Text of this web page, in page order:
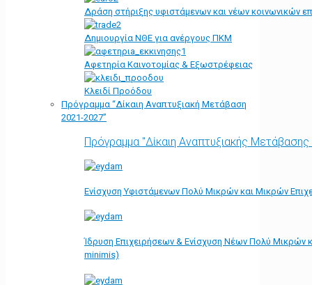
Δράση στήριξης υφιστάμενων και νέων κοινωνικών
Δημιουργία ΝΘΕ για ανέργους ΠΚΜ
Αφετηρία Kαινοτομίας & Εξωστρέφειας
Κλειδί Προόδου
Πρόγραμμα “Δίκαιη Αναπτυξιακή Μετάβαση
2021-2027”
Πρόγραμμα "Δίκαιη Αναπτυξιακής
Ενίσχυση Υφιστάμενων Πολύ Μικρών και Μικρών
Ίδρυση Επιχειρήσεων & Ενίσχυση Νέων Πολύ Μικρών
minimis)